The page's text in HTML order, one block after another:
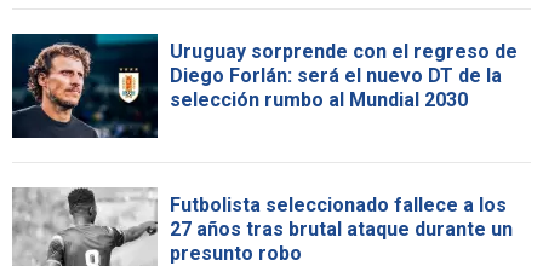
Uruguay sorprende con el regreso de
Diego Forlán: será el nuevo DT de la
selección rumbo al Mundial 2030
Futbolista seleccionado fallece a los
27 años tras brutal ataque durante un
presunto robo